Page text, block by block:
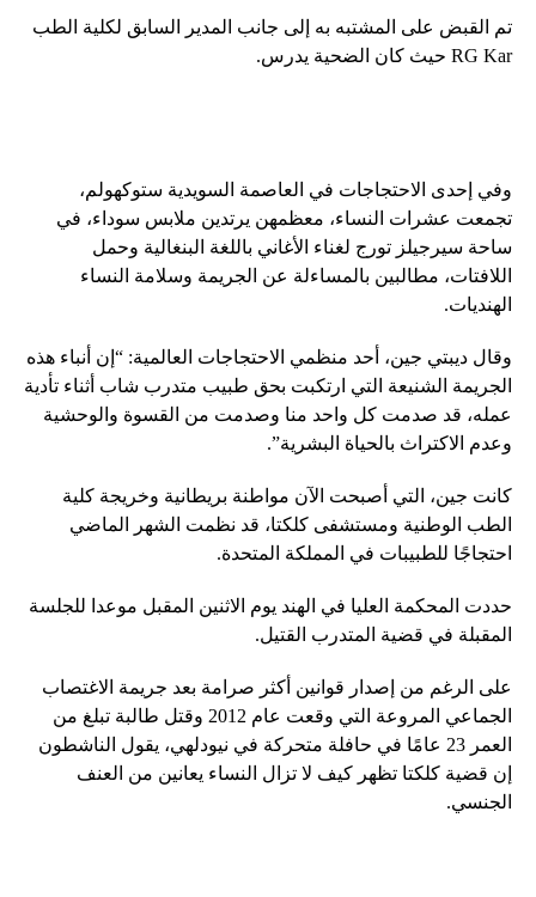
تم القبض على المشتبه به إلى جانب المدير السابق لكلية الطب
RG Kar حيث كان الضحية يدرس.
وفي إحدى الاحتجاجات في العاصمة السويدية ستوكهولم،
تجمعت عشرات النساء، معظمهن يرتدين ملابس سوداء، في
ساحة سيرجيلز تورج لغناء الأغاني باللغة البنغالية وحمل
اللافتات، مطالبين بالمساءلة عن الجريمة وسلامة النساء
الهنديات.
وقال ديبتي جين، أحد منظمي الاحتجاجات العالمية: “إن أنباء هذه
الجريمة الشنيعة التي ارتكبت بحق طبيب متدرب شاب أثناء تأدية
عمله، قد صدمت كل واحد منا وصدمت من القسوة والوحشية
وعدم الاكتراث بالحياة البشرية”.
كانت جين، التي أصبحت الآن مواطنة بريطانية وخريجة كلية
الطب الوطنية ومستشفى كلكتا، قد نظمت الشهر الماضي
احتجاجًا للطبيبات في المملكة المتحدة.
حددت المحكمة العليا في الهند يوم الاثنين المقبل موعدا للجلسة
المقبلة في قضية المتدرب القتيل.
على الرغم من إصدار قوانين أكثر صرامة بعد جريمة الاغتصاب
الجماعي المروعة التي وقعت عام 2012 وقتل طالبة تبلغ من
العمر 23 عامًا في حافلة متحركة في نيودلهي، يقول الناشطون
إن قضية كلكتا تظهر كيف لا تزال النساء يعانين من العنف
الجنسي.